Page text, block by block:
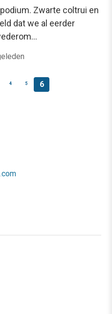
Zwarte coltrui en
dat we al eerder
4 5 6